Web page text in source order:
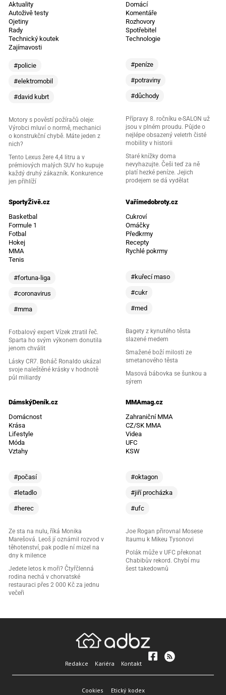
Aktuality
Autoživě testy
Ojetiny
Rady
Technický koutek
Zajímavosti
#policie
#elektromobil
#david kubrt
Motory s pověstí požíračů oleje:
Výrobci mluví o normě, mechanici
o konstrukční chybě. Máte jeden z
nich?
Tento Lexus žere 4,4 litru a v
prémiových malých SUV ho kupuje
každý druhý zákazník. Konkurence
jen přihlíží
Domácí
Komentáře
Rozhovory
Spotřebitel
Technologie
#peníze
#potraviny
#důchody
Přípravy 8. ročníku e-SALON už
jsou v plném proudu. Půjde o
nejlépe obsazený veletrh čisté
mobility v historii
Staré knížky doma
nevyhazujte. Češi teď za ně
platí hezké peníze. Jejich
prodejem se dá vydělat
SportyŽivě.cz
Basketbal
Formule 1
Fotbal
Hokej
MMA
Tenis
#fortuna-liga
#coronavirus
#mma
Fotbalový expert Vízek ztratil řeč.
Sparta ho svým výkonem donutila
jenom chválit
Lásky CR7. Boháč Ronaldo ukázal
svoje naleštěné krásky v hodnotě
půl miliardy
Vařímedobroty.cz
Cukroví
Omáčky
Předkrmy
Recepty
Rychlé pokrmy
#kuřecí maso
#cukr
#med
Bagety z kynutého těsta
slazené medem
Smažené boží milosti ze
smetanového těsta
Masová bábovka se šunkou a
sýrem
DámskýDeník.cz
Domácnost
Krása
Lifestyle
Móda
Vztahy
#počasí
#letadlo
#herec
Ze sta na nulu, říká Monika
Marešová. Leoš jí oznámil rozvod v
těhotenství, pak podle ní mizel na
dny k milence
Jedete letos k moři? Čtyřčlenná
rodina nechá v chorvatské
restauraci přes 2 000 Kč za jednu
večeři
MMAmag.cz
Zahraniční MMA
CZ/SK MMA
Videa
UFC
KSW
#oktagon
#jiří procházka
#ufc
Joe Rogan přirovnal Mosese
Itaumu k Mikeu Tysonovi
Polák může v UFC překonat
Chabibův rekord. Chybí mu
šest takedownů
Redakce Kariéra Kontakt
Cookies Etický kodex